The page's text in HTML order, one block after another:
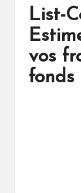
in
List-
vos
fonds